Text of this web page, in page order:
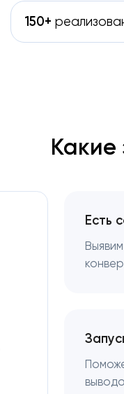
150+
Есть